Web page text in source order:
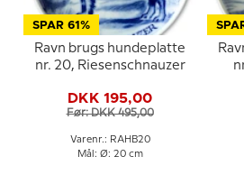
SPAR 61%
Ravn brugs hundeplatte
nr. 20, Riesenschnauzer
DKK 195,00
Før: DKK 495,00
Varenr.: RAHB20
Mål: Ø: 20 cm